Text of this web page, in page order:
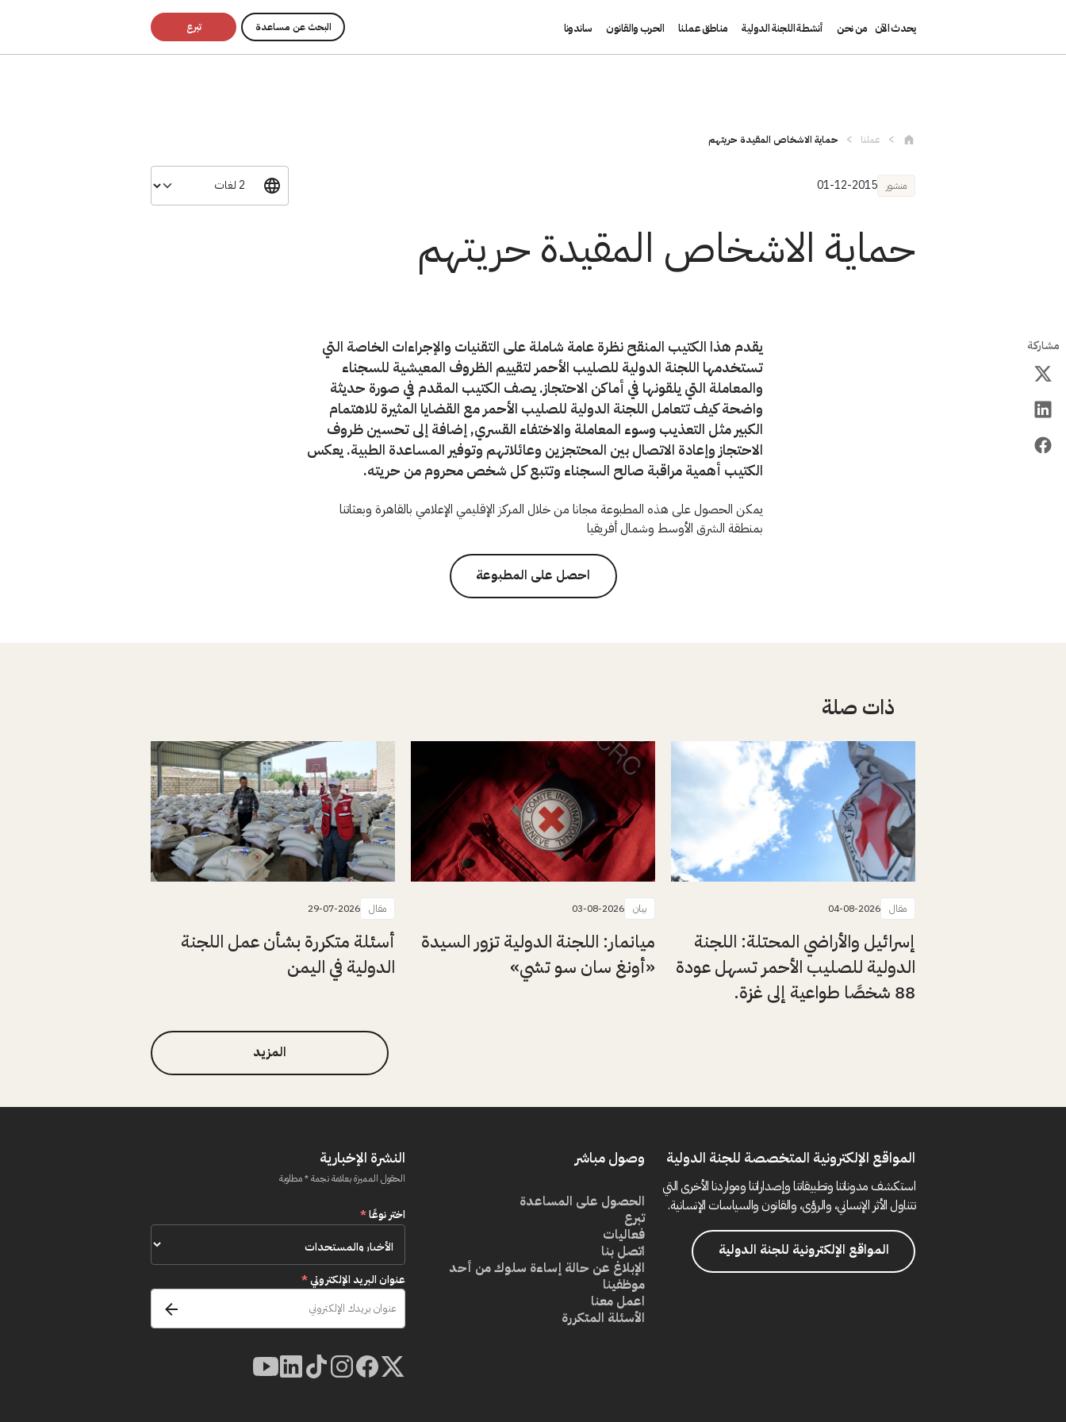
يحدث الآن من نحن أنشطة اللجنة الدولية مناطق عملنا الحرب والقانون ساندونا البحث عن مساعدة تبرع
عملنا حماية الاشخاص المقيدة حريتهم
منشور 01-12-2015
حماية الاشخاص المقيدة حريتهم
مشاركة
يقدم هذا الكتيب المنقح نظرة عامة شاملة على التقنيات والإجراءات الخاصة التي
تستخدمها اللجنة الدولية للصليب الأحمر لتقييم الظروف المعيشية للسجناء
والمعاملة التي يلقونها في أماكن الاحتجاز. يصف الكتيب المقدم في صورة حديثة
واضحة كيف تتعامل اللجنة الدولية للصليب الأحمر مع القضايا المثيرة للاهتمام
الكبير مثل التعذيب وسوء المعاملة والاختفاء القسري, إضافة إلى تحسين ظروف
الاحتجاز وإعادة الاتصال بين المحتجزين وعائلاتهم وتوفير المساعدة الطبية. يعكس
الكتيب أهمية مراقبة صالح السجناء وتتبع كل شخص محروم من حريته.
يمكن الحصول على هذه المطبوعة مجانا من خلال المركز الإقليمي الإعلامي بالقاهرة وبعثاتنا
بمنطقة الشرق الأوسط وشمال أفريقيا
احصل على المطبوعة
ذات صلة
مقال 04-08-2026
إسرائيل والأراضي المحتلة: اللجنة
الدولية للصليب الأحمر تسهل عودة
88 شخصًا طواعية إلى غزة.
بيان 03-08-2026
ميانمار: اللجنة الدولية تزور السيدة
«أونغ سان سو تشي»
مقال 29-07-2026
أسئلة متكررة بشأن عمل اللجنة
الدولية في اليمن
المزيد
المواقع الإلكترونية المتخصصة للجنة الدولية
استكشف مدوناتنا وتطبيقاتنا وإصداراتنا ومواردنا الأخرى التي
تتناول الأثر الإنساني، والرؤى، والقانون والسياسات الإنسانية.
المواقع الإلكترونية للجنة الدولية
وصول مباشر
الحصول على المساعدة
تبرع
فعاليات
اتصل بنا
الإبلاغ عن حالة إساءة سلوك من أحد
موظفينا
اعمل معنا
الأسئلة المتكررة
النشرة الإخبارية
الحقول المميزة بعلامة نجمة * مطلوبة
اختر نوعًا*
عنوان البريد الإلكتروني*